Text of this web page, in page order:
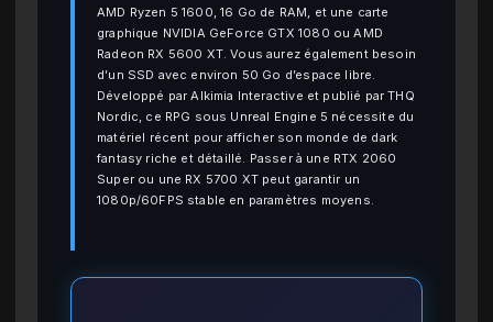
AMD Ryzen 5 1600, 16 Go de RAM, et une carte
graphique NVIDIA GeForce GTX 1080 ou AMD
Radeon RX 5600 XT. Vous aurez également besoin
d’un SSD avec environ 50 Go d’espace libre.
Développé par Alkimia Interactive et publié par THQ
Nordic, ce RPG sous Unreal Engine 5 nécessite du
matériel récent pour afficher son monde de dark
fantasy riche et détaillé. Passer à une RTX 2060
Super ou une RX 5700 XT peut garantir un
1080p/60FPS stable en paramètres moyens.